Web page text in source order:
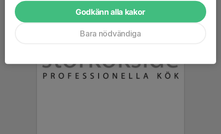
Godkänn alla kakor
Bara nödvändiga